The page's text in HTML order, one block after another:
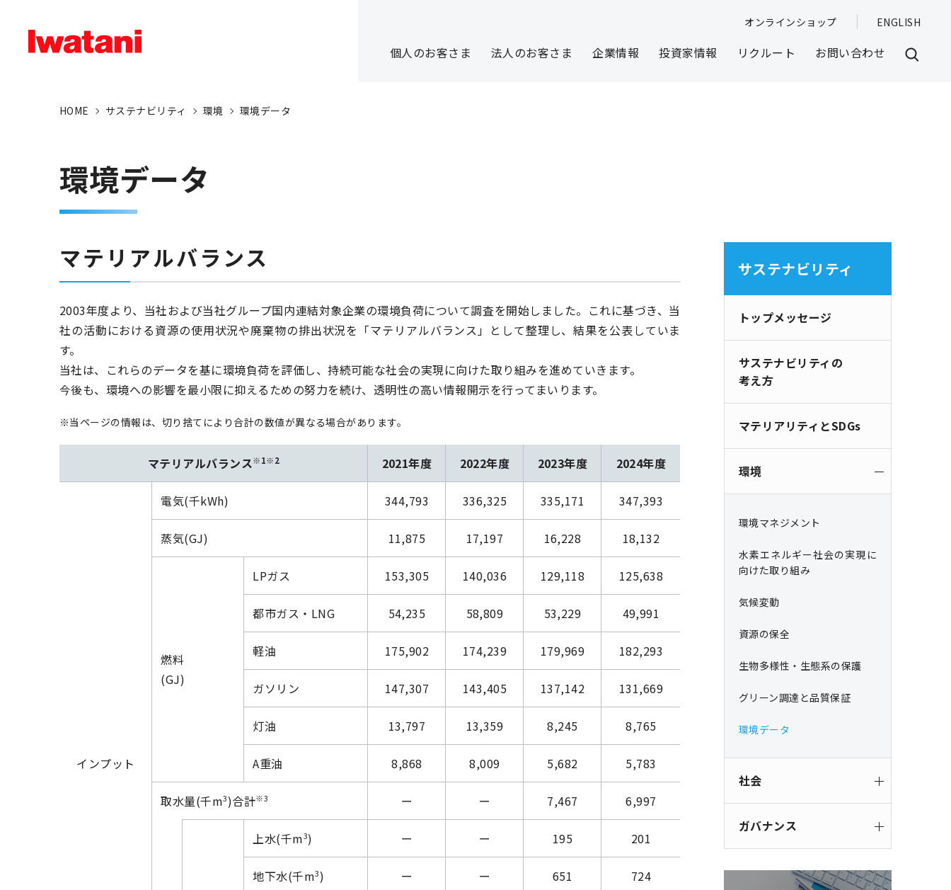
個人のお客さま 法人のお客さま 企業情報 投資家情報 リクルート お問い合わせ
オンラインショップ ENGLISH
HOME サステナビリティ 環境 環境データ
環境データ
マテリアルバランス
2003年度より、当社および当社グループ国内連結対象企業の環境負荷について調査を開始しました。これに基づき、当
社の活動における資源の使用状況や廃棄物の排出状況を「マテリアルバランス」として整理し、結果を公表していま
す。
当社は、これらのデータを基に環境負荷を評価し、持続可能な社会の実現に向けた取り組みを進めていきます。
今後も、環境への影響を最小限に抑えるための努力を続け、透明性の高い情報開示を行ってまいります。
※当ページの情報は、切り捨てにより合計の数値が異なる場合があります。
マテリアルバランス※1※2 2021年度 2022年度 2023年度 2024年度
インプット
電気(千kWh) 344,793 336,325 335,171 347,393
蒸気(GJ) 11,875 17,197 16,228 18,132
燃料
(GJ)
LPガス 153,305 140,036 129,118 125,638
都市ガス・LNG 54,235 58,809 53,229 49,991
軽油 175,902 174,239 179,969 182,293
ガソリン 147,307 143,405 137,142 131,669
灯油 13,797 13,359 8,245 8,765
A重油 8,868 8,009 5,682 5,783
取水量(千m3)合計※3 ー ー 7,467 6,997
上水(千m3) ー ー 195 201
地下水(千m3) ー ー 651 724
サステナビリティ
トップメッセージ
サステナビリティの
考え方
マテリアリティとSDGs
環境
環境マネジメント
水素エネルギー社会の実現に
向けた取り組み
気候変動
資源の保全
生物多様性・生態系の保護
グリーン調達と品質保証
環境データ
社会
ガバナンス